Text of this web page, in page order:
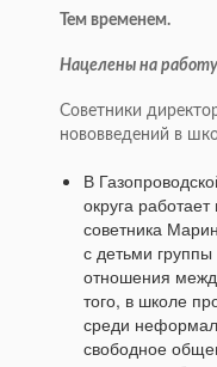
Тем временем.
Нацелены на
Советники
нововведений в
В
округа
советника
с детьми
отношения
того, в школе
среди
свободное